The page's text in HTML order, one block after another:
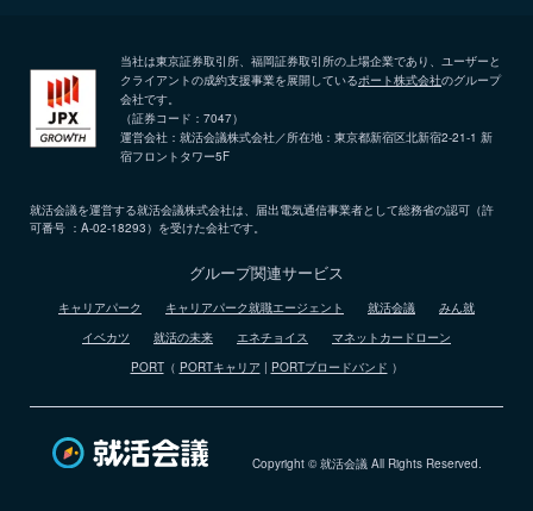
当社は東京証券取引所、福岡証券取引所の上場企業であり、ユーザーと
クライアントの成約支援事業を展開しているポート株式会社のグループ
会社です。
（証券コード：7047）
運営会社：就活会議株式会社／所在地：東京都新宿区北新宿2-21-1 新
宿フロントタワー5F
就活会議を運営する就活会議株式会社は、届出電気通信事業者として総務省の認可（許
可番号 ：A-02-18293）を受けた会社です。